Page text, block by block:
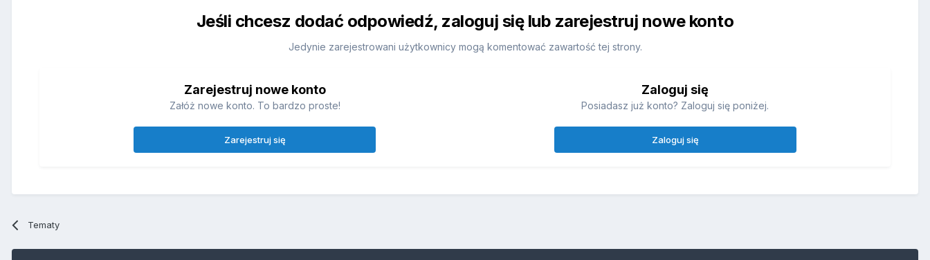
Jeśli chcesz dodać odpowiedź, zaloguj się lub zarejestruj nowe konto
Jedynie zarejestrowani użytkownicy mogą komentować zawartość tej strony.
Zarejestruj nowe konto
Załóż nowe konto. To bardzo proste!
Zarejestruj się
Zaloguj się
Posiadasz już konto? Zaloguj się poniżej.
Zaloguj się
Tematy